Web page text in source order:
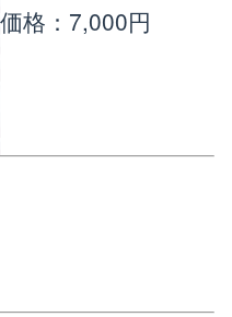
価格：7,000円